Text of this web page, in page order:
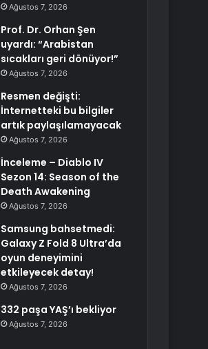
Ağustos 7, 2026
Prof. Dr. Orhan Şen
uyardı: “Arabistan
sıcakları geri dönüyor!”
Ağustos 7, 2026
Resmen değişti:
İnternetteki bu bilgiler
artık paylaşılamayacak
Ağustos 7, 2026
İnceleme – Diablo IV
Sezon 14: Season of the
Death Awakening
Ağustos 7, 2026
Samsung bahsetmedi:
Galaxy Z Fold 8 Ultra’da
oyun deneyimini
etkileyecek detay!
Ağustos 7, 2026
332 paşa YAŞ’ı bekliyor
Ağustos 7, 2026